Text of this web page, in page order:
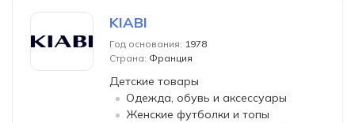
KIABI
Год основания: 1978
Страна: Франция
Детские товары
Одежда, обувь и аксессуары
Женские футболки и топы